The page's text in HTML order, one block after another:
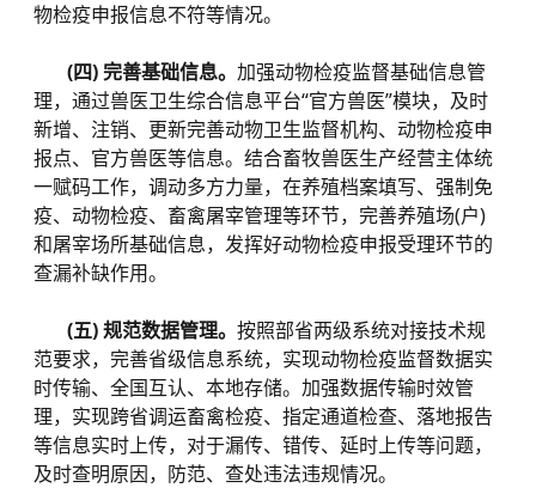
物检疫申报信息不符等情况。
(四) 完善基础信息。加强动物检疫监督基础信息管
理，通过兽医卫生综合信息平台“官方兽医”模块，及时
新增、注销、更新完善动物卫生监督机构、动物检疫申
报点、官方兽医等信息。结合畜牧兽医生产经营主体统
一赋码工作，调动多方力量，在养殖档案填写、强制免
疫、动物检疫、畜禽屠宰管理等环节，完善养殖场(户)
和屠宰场所基础信息，发挥好动物检疫申报受理环节的
查漏补缺作用。
(五) 规范数据管理。按照部省两级系统对接技术规
范要求，完善省级信息系统，实现动物检疫监督数据实
时传输、全国互认、本地存储。加强数据传输时效管
理，实现跨省调运畜禽检疫、指定通道检查、落地报告
等信息实时上传，对于漏传、错传、延时上传等问题，
及时查明原因，防范、查处违法违规情况。